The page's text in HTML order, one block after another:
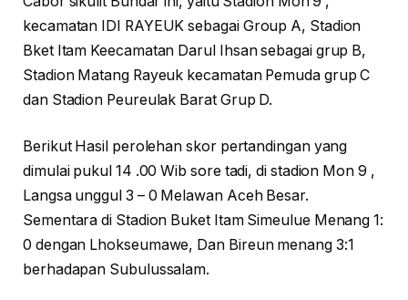
kecamatan IDI RAYEUK sebagai Group A, Stadion
Bket Itam Keecamatan Darul Ihsan sebagai grup B,
Stadion Matang Rayeuk kecamatan Pemuda grup C
dan Stadion Peureulak Barat Grup D.
Berikut Hasil perolehan skor pertandingan yang
dimulai pukul 14 .00 Wib sore tadi, di stadion Mon 9 ,
Langsa unggul 3 – 0 Melawan Aceh Besar.
Sementara di Stadion Buket Itam Simeulue Menang 1:
0 dengan Lhokseumawe, Dan Bireun menang 3:1
berhadapan Subulussalam.